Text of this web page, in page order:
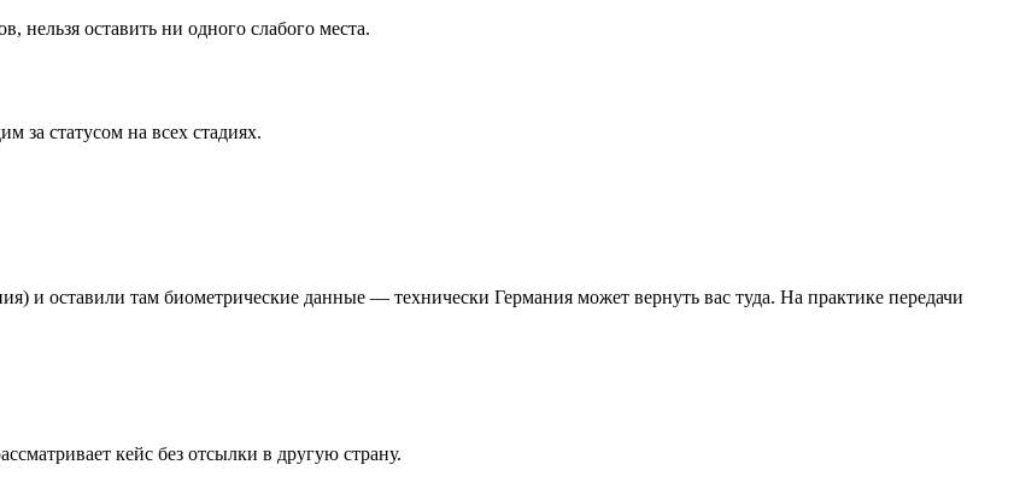
нельзя оставить ни одного слабого места.
за статусом на всех стадиях.
и оставили там биометрические данные — технически Германия может вернуть вас туда. На практике передачи
кейс без отсылки в другую страну.